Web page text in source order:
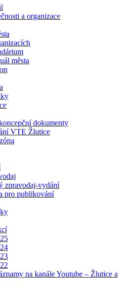
a organizace
města
dokumenty
VTE Žlutice
zpravodaj-vydání
pro publikování
na kanále Youtube – Žlutice a